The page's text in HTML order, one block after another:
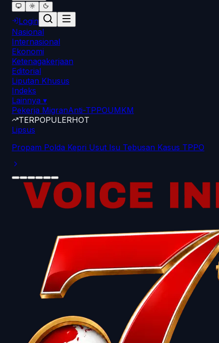
Login
Nasional
Internasional
Ekonomi
Ketenagakerjaan
Editorial
Liputan Khusus
Indeks
Lainnya ▾
Pekerja MigranAnti-TPPOUMKM
TERPOPULERHOT
Lipsus
Propam Polda Kepri Usut Isu Tebusan Kasus TPPO